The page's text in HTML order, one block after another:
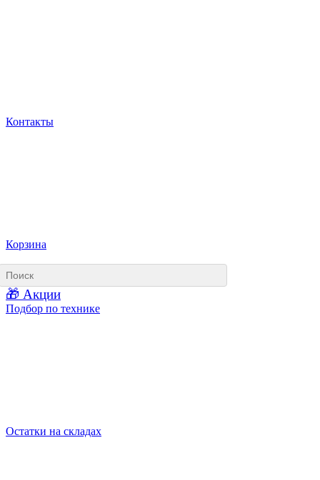
Контакты
Корзина
🎁 Акции
Подбор по технике
Остатки на складах